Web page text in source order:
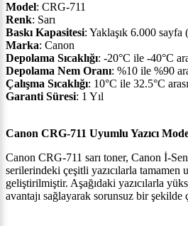
Model: CRG-711
Renk: Sarı
Baskı Kapasitesi: Yaklaşık 6.000
Marka: Canon
Depolama Sıcaklığı: -20°C ile -40°C
Depolama Nem Oranı: %10 ile %90
Çalışma Sıcaklığı: 10°C ile 32.5°C arası
Garanti Süresi: 1 Yıl
Canon CRG-711 Uyumlu Yazıcı
Canon CRG-711 sarı toner, Canon İ-
serilerindeki çeşitli yazıcılarla tamamen
geliştirilmiştir. Aşağıdaki yazıcılarla
avantajı sağlayarak sorunsuz bir şekilde